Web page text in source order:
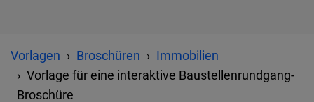
Vorlagen Broschüren
Immobilien
Vorlage für eine interaktive Baustellenrundgang-
Broschüre